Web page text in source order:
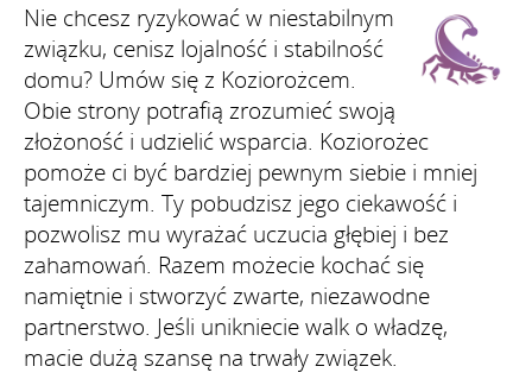
Nie chcesz ryzykować w niestabilnym
związku, cenisz lojalność i stabilność
domu? Umów się z Koziorożcem.
Obie strony potrafią zrozumieć swoją
złożoność i udzielić wsparcia. Koziorożec
pomoże ci być bardziej pewnym siebie i mniej
tajemniczym. Ty pobudzisz jego ciekawość i
pozwolisz mu wyrażać uczucia głębiej i bez
zahamowań. Razem możecie kochać się
namiętnie i stworzyć zwarte, niezawodne
partnerstwo. Jeśli unikniecie walk o władzę,
macie dużą szansę na trwały związek.